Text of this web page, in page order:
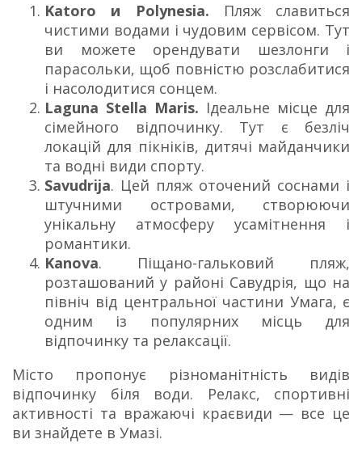
Katoro и Polynesia. Пляж славиться
чистими водами і чудовим сервісом. Тут
ви можете орендувати шезлонги і
парасольки, щоб повністю розслабитися
і насолодитися сонцем.
Laguna Stella Maris. Ідеальне місце для
сімейного відпочинку. Тут є безліч
локацій для пікніків, дитячі майданчики
та водні види спорту.
Savudrija. Цей пляж оточений соснами і
штучними островами, створюючи
унікальну атмосферу усамітнення і
романтики.
Kanova. Піщано-гальковий пляж,
розташований у районі Савудрія, що на
північ від центральної частини Умага, є
одним із популярних місць для
відпочинку та релаксації.
Місто пропонує різноманітність видів
відпочинку біля води. Релакс, спортивні
активності та вражаючі краєвиди — все це
ви знайдете в Умазі.